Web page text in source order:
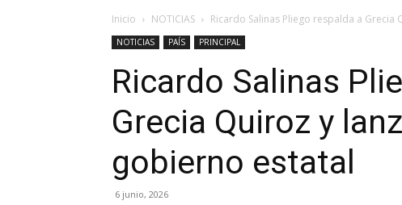
Inicio NOTICIAS Ricardo Salinas Pliego respalda a
NOTICIAS PAÍS PRINCIPAL
Ricardo Salinas
Grecia Quiroz y
gobierno estatal
6 junio, 2026